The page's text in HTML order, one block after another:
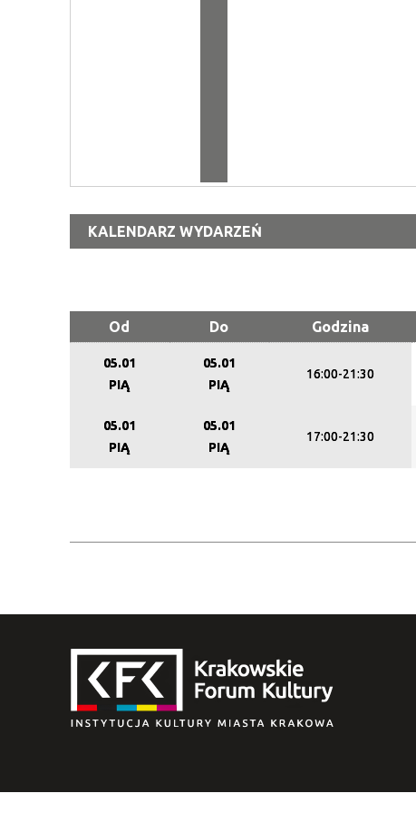
KALENDARZ WYDARZEŃ
Od Do Godzina
05.01
PIĄ
05.01
PIĄ
16:00-21:30
05.01
PIĄ
05.01
PIĄ
17:00-21:30